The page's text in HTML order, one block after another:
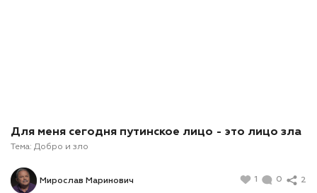
Для меня сегодня путинское лицо - это лицо зла
Тема: Добро и зло
Мирослав Маринович 1 0 2